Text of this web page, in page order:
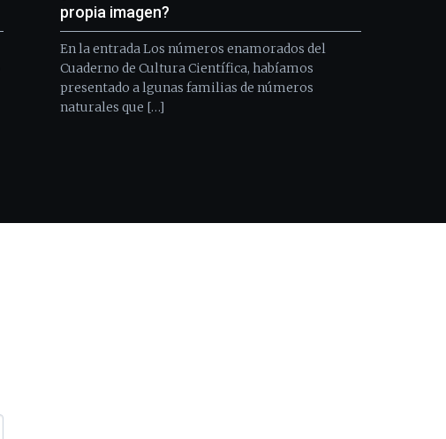
conferencias,
y
espectáculos
del
de
propia imagen?
En la entrada Los números enamorados del
Cuaderno de Cultura Científica, habíamos
presentado a lgunas familias de números
naturales que […]